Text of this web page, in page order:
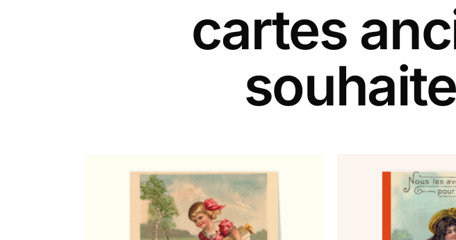
cartes